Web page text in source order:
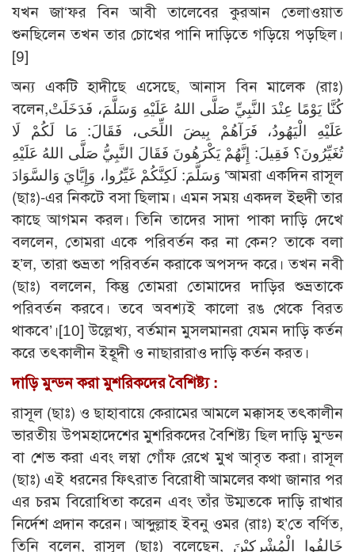
যখন জা‘ফর বিন আবী তালেবের কুরআন তেলাওয়াত
শুনছিলেন তখন তার চোখের পানি দাড়িতে গড়িয়ে পড়ছিল।
[9]
অন্য একটি হাদীছে এসেছে, আনাস বিন মালেক (রাঃ)
বলেন,كُنَّا يَوْمًا عِنْدَ النَّبِيِّ صَلَّى اللهُ عَلَيْهِ وَسَلَّمَ، فَدَخَلَتْ
عَلَيْهِ الْيَهُودُ، فَرَآهُمْ بِيضَ اللِّحَى، فَقَالَ: مَا لَكُمْ لَا
تُغَيِّرُونَ؟ فَقِيلَ: إِنَّهُمْ يَكْرَهُونَ فَقَالَ النَّبِيُّ صَلَّى اللهُ عَلَيْهِ
وَسَلَّمَ: لَكِنَّكُمْ غَيِّرُوا، وَإِيَّايَ وَالسَّوَادَ ‘আমরা একদিন রাসূল
(ছাঃ)-এর নিকটে বসা ছিলাম। এমন সময় একদল ইহুদী তার
কাছে আগমন করল। তিনি তাদের সাদা পাকা দাড়ি দেখে
বললেন, তোমরা একে পরিবর্তন কর না কেন? তাকে বলা
হ’ল, তারা শুভ্রতা পরিবর্তন করাকে অপসন্দ করে। তখন নবী
(ছাঃ) বললেন, কিন্তু তোমরা তোমাদের দাড়ির শুভ্রতাকে
পরিবর্তন করবে। তবে অবশ্যই কালো রঙ থেকে বিরত
থাকবে’।[10] উল্লেখ্য, বর্তমান মুসলমানরা যেমন দাড়ি কর্তন
করে তৎকালীন ইহূদী ও নাছারারাও দাড়ি কর্তন করত।
দাড়ি মুন্ডন করা মুশরিকদের বৈশিষ্ট্য :
রাসূল (ছাঃ) ও ছাহাবায়ে কেরামের আমলে মক্কাসহ তৎকালীন
ভারতীয় উপমহাদেশের মুশরিকদের বৈশিষ্ট্য ছিল দাড়ি মুন্ডন
বা শেভ করা এবং লম্বা গোঁফ রেখে মুখ আবৃত করা। রাসূল
(ছাঃ) এই ধরনের ফিৎরাত বিরোধী আমলের কথা জানার পর
এর চরম বিরোধিতা করেন এবং তাঁর উম্মতকে দাড়ি রাখার
নির্দেশ প্রদান করেন। আব্দুল্লাহ ইবনু ওমর (রাঃ) হ’তে বর্ণিত,
তিনি বলেন, রাসূল (ছাঃ) বলেছেন, خَالِفُوا الْمُشْرِكِيْنَ